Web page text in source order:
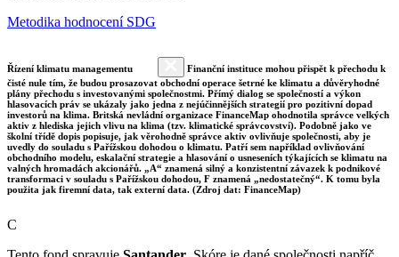
Metodika hodnocení SDG
Řízení klimatu managementu
Finanční instituce mohou přispět k přechodu k
čisté nule tím, že budou prosazovat obchodní operace šetrné ke klimatu a důvěryhodné
plány přechodu s investovanými společnostmi. Přímý dialog se společností a výkon
hlasovacích práv se ukázaly jako jedna z nejúčinnějších strategií pro pozitivní dopad
investorů na klima. Britská nevládní organizace FinanceMap ohodnotila správce velkých
aktiv z hlediska jejich vlivu na klima (tzv. klimatické správcovství). Podobně jako ve
školní třídě dopis popisuje, jak věrohodně správce aktiv ovlivňuje společnosti, aby je
uvedly do souladu s Pařížskou dohodou o klimatu. Patří sem například ovlivňování
obchodního modelu, eskalační strategie a hlasování o usneseních týkajících se klimatu na
valných hromadách akcionářů. „A“ znamená silný a konzistentní závazek k podnikové
transformaci v souladu s Pařížskou dohodou, F znamená „nedostatečný“. K tomu byla
použita jak firemní data, tak externí data. (Zdroj dat: FinanceMap)
C